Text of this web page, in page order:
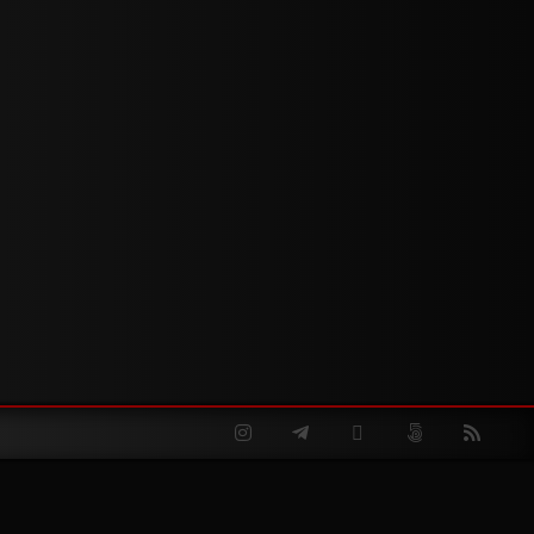
InstagramTelegramTwitter 500px RSS